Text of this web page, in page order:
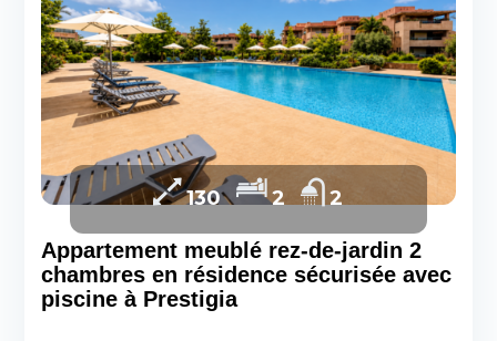
Appartement meublé rez-de-jardin 2
chambres en résidence sécurisée avec
piscine à Prestigia
130 2 2